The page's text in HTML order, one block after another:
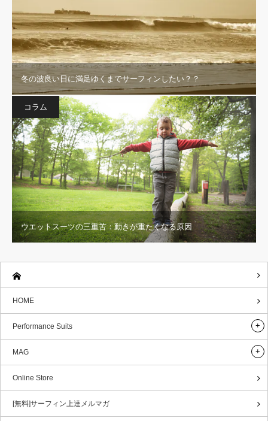
冬の波良い日に満足ゆくまでサーフィンしたい？？
コラム
ウエットスーツの三重苦：動きが重たくなる原因
HOME
Performance Suits
MAG
Online Store
[無料]サーフィン上達メルマガ